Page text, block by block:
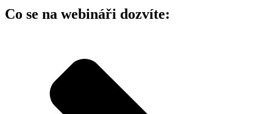
Co se na webináři dozvíte: